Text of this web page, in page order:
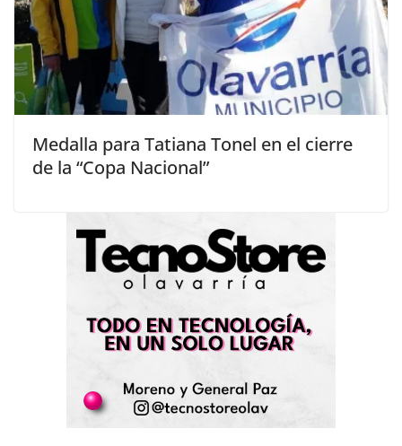
Medalla para Tatiana Tonel en el cierre
de la “Copa Nacional”